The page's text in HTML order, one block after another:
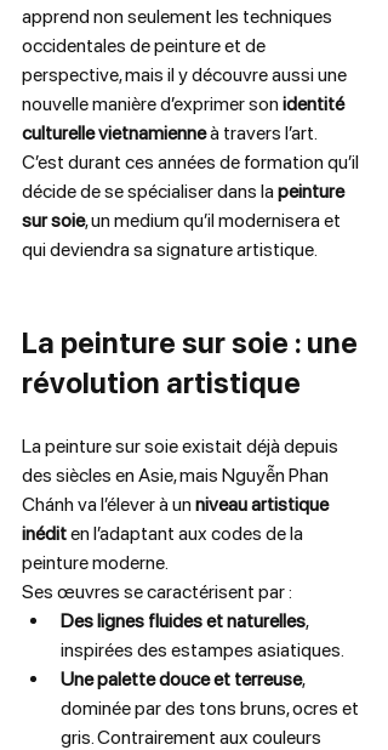
apprend non seulement les techniques
occidentales de peinture et de
perspective, mais il y découvre aussi une
nouvelle manière d’exprimer son identité
culturelle vietnamienne à travers l’art.
C’est durant ces années de formation qu’il
décide de se spécialiser dans la peinture
sur soie, un medium qu’il modernisera et
qui deviendra sa signature artistique.
La peinture sur soie : une
révolution artistique
La peinture sur soie existait déjà depuis
des siècles en Asie, mais Nguyễn Phan
Chánh va l’élever à un niveau artistique
inédit en l’adaptant aux codes de la
peinture moderne.
Ses œuvres se caractérisent par :
Des lignes fluides et naturelles,
inspirées des estampes asiatiques.
Une palette douce et terreuse,
dominée par des tons bruns, ocres et
gris. Contrairement aux couleurs